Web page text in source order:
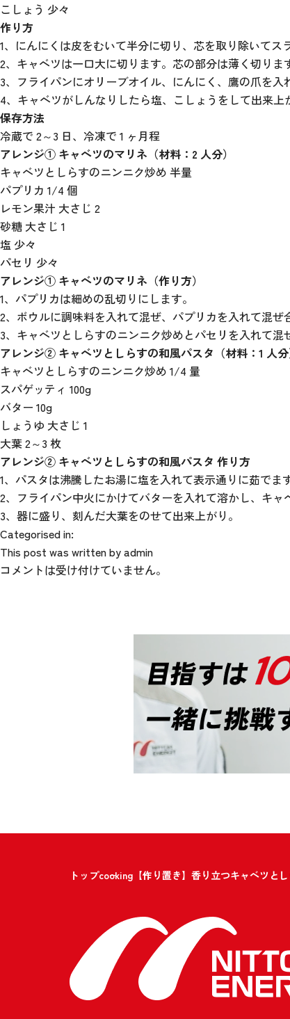
こしょう 少々
作り方
1、にんにくは皮をむいて半分に切り、芯を取り除いて
2、キャベツは一口大に切ります。芯の部分は薄く切りま
3、フライパンにオリーブオイル、にんにく、鷹の爪を
4、キャベツがしんなりしたら塩、こしょうをして出来上
保存方法
冷蔵で 2～3 日、冷凍で 1 ヶ月程
アレンジ① キャベツのマリネ（材料：2 人分）
キャベツとしらすのニンニク炒め 半量
パプリカ 1/4 個
レモン果汁 大さじ 2
砂糖 大さじ 1
塩 少々
パセリ 少々
アレンジ① キャベツのマリネ（作り方）
1、パプリカは細めの乱切りにします。
2、ボウルに調味料を入れて混ぜ、パプリカを入れて混ぜ
3、キャベツとしらすのニンニク炒めとパセリを入れて混
アレンジ② キャベツとしらすの和風パスタ（材料：1 人分
キャベツとしらすのニンニク炒め 1/4 量
スパゲッティ 100g
バター 10g
しょうゆ 大さじ 1
大葉 2～3 枚
アレンジ② キャベツとしらすの和風パスタ 作り方
1、パスタは沸騰したお湯に塩を入れて表示通りに茹でます
2、フライパン中火にかけてバターを入れて溶かし、キ
3、器に盛り、刻んだ大葉をのせて出来上がり。
Categorised in:
This post was written by admin
コメントは受け付けていません。
トップcooking 【作り置き】香り立つキャベツと